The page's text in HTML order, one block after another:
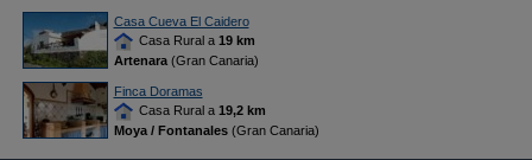
Casa Cueva El Caidero
Casa Rural a 19 km
Artenara(Gran Canaria)
Finca Doramas
Casa Rural a 19,2 km
Moya / Fontanales(Gran Canaria)